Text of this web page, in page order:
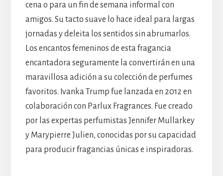
cena o para un fin de semana informal con
amigos. Su tacto suave lo hace ideal para largas
jornadas y deleita los sentidos sin abrumarlos.
Los encantos femeninos de esta fragancia
encantadora seguramente la convertirán en una
maravillosa adición a su colección de perfumes
favoritos. Ivanka Trump fue lanzada en 2012 en
colaboración con Parlux Fragrances. Fue creado
por las expertas perfumistas Jennifer Mullarkey
y Marypierre Julien, conocidas por su capacidad
para producir fragancias únicas e inspiradoras.